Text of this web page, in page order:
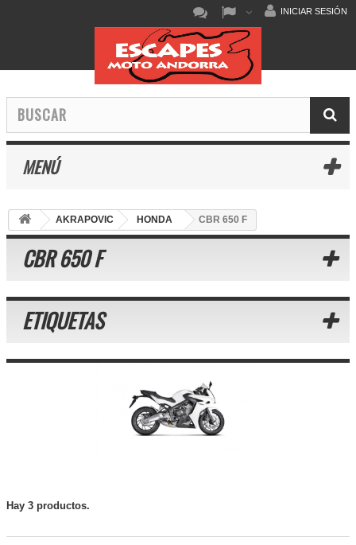
INICIAR SESIÓN
MENÚ
AKRAPOVIC HONDA CBR 650 F
CBR 650 F
ETIQUETAS
Hay 3 productos.